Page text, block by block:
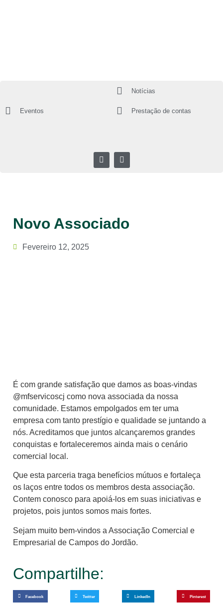
Notícias
Eventos Prestação de contas
Novo Associado
Fevereiro 12, 2025
É com grande satisfação que damos as boas-vindas
@mfservicoscj como nova associada da nossa
comunidade. Estamos empolgados em ter uma
empresa com tanto prestígio e qualidade se juntando a
nós. Acreditamos que juntos alcançaremos grandes
conquistas e fortaleceremos ainda mais o cenário
comercial local.
Que esta parceria traga benefícios mútuos e fortaleça
os laços entre todos os membros desta associação.
Contem conosco para apoiá-los em suas iniciativas e
projetos, pois juntos somos mais fortes.
Sejam muito bem-vindos a Associação Comercial e
Empresarial de Campos do Jordão.
Compartilhe:
Facebook Twitter LinkedIn Pinterest